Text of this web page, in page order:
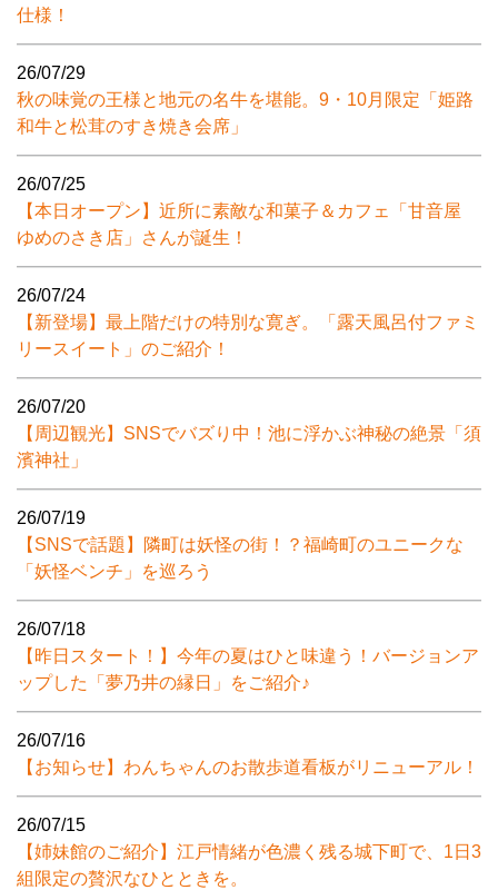
仕様！
26/07/29
秋の味覚の王様と地元の名牛を堪能。9・10月限定「姫路
和牛と松茸のすき焼き会席」
26/07/25
【本日オープン】近所に素敵な和菓子＆カフェ「甘音屋
ゆめのさき店」さんが誕生！
26/07/24
【新登場】最上階だけの特別な寛ぎ。「露天風呂付ファミ
リースイート」のご紹介！
26/07/20
【周辺観光】SNSでバズり中！池に浮かぶ神秘の絶景「須
濱神社」
26/07/19
【SNSで話題】隣町は妖怪の街！？福崎町のユニークな
「妖怪ベンチ」を巡ろう
26/07/18
【昨日スタート！】今年の夏はひと味違う！バージョンア
ップした「夢乃井の縁日」をご紹介♪
26/07/16
【お知らせ】わんちゃんのお散歩道看板がリニューアル！
26/07/15
【姉妹館のご紹介】江戸情緒が色濃く残る城下町で、1日3
組限定の贅沢なひとときを。